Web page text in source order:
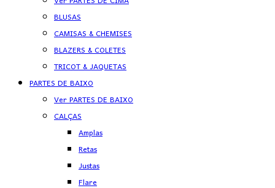
BLUSAS
CAMISAS & CHEMISES
BLAZERS & COLETES
TRICOT & JAQUETAS
PARTES DE BAIXO
Ver PARTES DE BAIXO
CALÇAS
Amplas
Retas
Justas
Flare